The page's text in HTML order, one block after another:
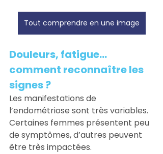
Tout comprendre en une image
Douleurs, fatigue…
comment reconnaître les
signes ?
Les manifestations de
l’endométriose sont très variables.
Certaines femmes présentent peu
de symptômes, d’autres peuvent
être très impactées.